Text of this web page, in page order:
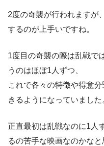
2度の奇襲が行われますが
するのが上手いですね。
1度目の奇襲の際は乱戦で
うのはほぼ1人ずつ、
これで各々の特徴や得意
きるようになっていました
正直最初は乱戦なのに1人
るの苦手な映画なのかな